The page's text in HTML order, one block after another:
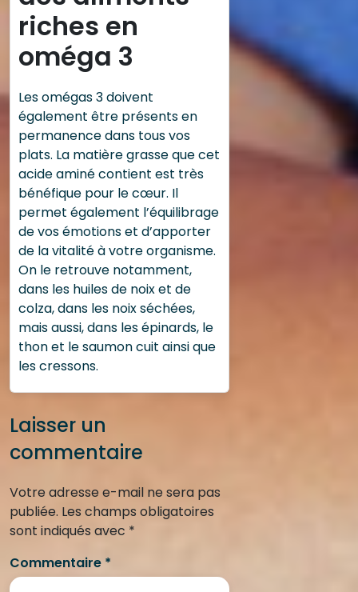
riches en
oméga 3
Les omégas 3 doivent
également être présents en
permanence dans tous vos
plats. La matière grasse que cet
acide aminé contient est très
bénéfique pour le cœur. Il
permet également l’équilibrage
de vos émotions et d’apporter
de la vitalité à votre organisme.
On le retrouve notamment,
dans les huiles de noix et de
colza, dans les noix séchées,
mais aussi, dans les épinards, le
thon et le saumon cuit ainsi que
les cressons.
Laisser un
commentaire
Votre adresse e-mail ne sera pas
publiée. Les champs obligatoires
sont indiqués avec *
Commentaire *